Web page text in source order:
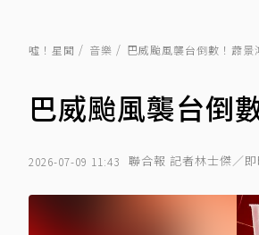
噓！星聞 音樂 巴威颱風襲台倒數！蕭景
巴威颱風襲台倒
2026-07-09 11:43 聯合報 記者林士傑／